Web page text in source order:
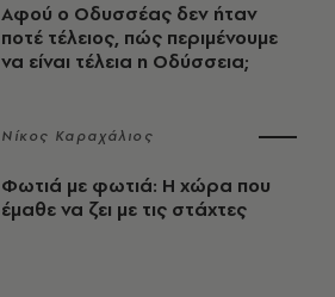
Αφού ο Οδυσσέας δεν ήταν
ποτέ τέλειος, πώς περιμένουμε
να είναι τέλεια η Οδύσσεια;
Νίκος Καραχάλιος
Φωτιά με φωτιά: Η χώρα που
έμαθε να ζει με τις στάχτες